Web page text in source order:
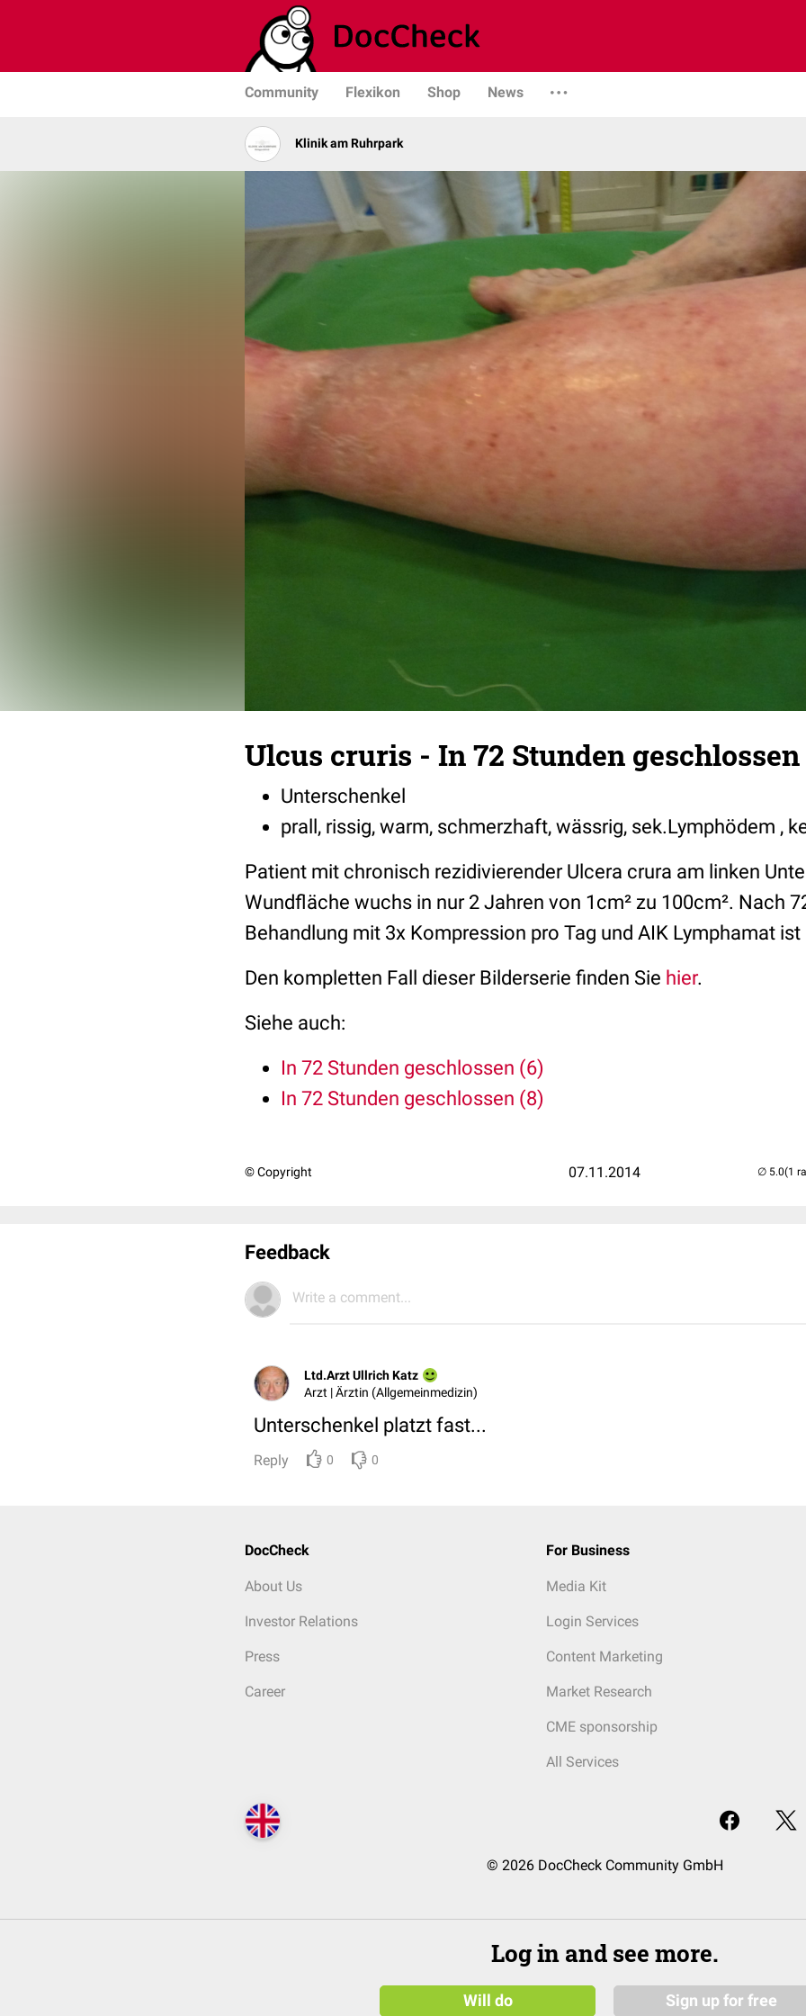
Community Flexikon Shop News
Klinik am Ruhrpark
Ulcus cruris - In 72 Stunden geschlossen
Unterschenkel
prall, rissig, warm, schmerzhaft, wässrig, sek.Lymphödem ,
Patient mit chronisch rezidivierender Ulcera crura am linken
Wundfläche wuchs in nur 2 Jahren von 1cm² zu 100cm². Nach
Behandlung mit 3x Kompression pro Tag und AIK Lymphamat ist
Den kompletten Fall dieser Bilderserie finden Sie hier.
Siehe auch:
In 72 Stunden geschlossen (6)
In 72 Stunden geschlossen (8)
© Copyright 07.11.2014 (1
Feedback
Write a comment...
Ltd.Arzt Ullrich Katz
Arzt | Ärztin (Allgemeinmedizin)
Unterschenkel platzt fast...
Reply 0 0
DocCheck
About Us
Investor Relations
Press
Career
For Business
Media Kit
Login Services
Content Marketing
Market Research
CME sponsorship
All Services
© 2026 DocCheck Community GmbH
Log in and see more.
Will do Sign up for free